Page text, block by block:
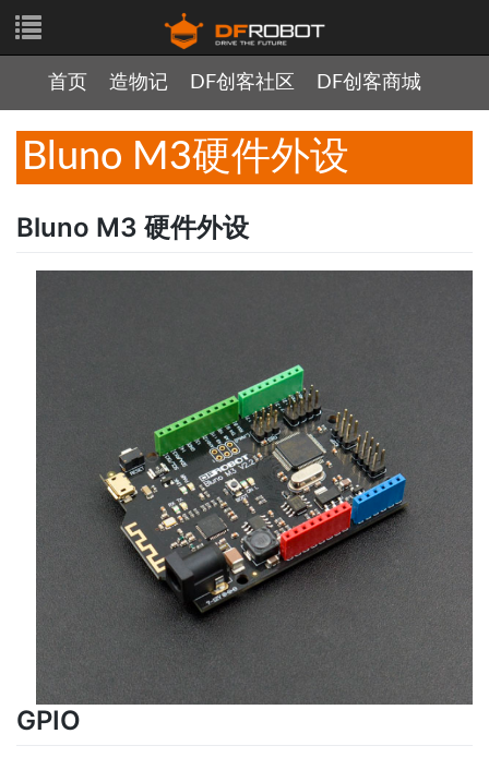
首页 造物记 DF创客社区 DF创客商城
Bluno M3硬件外设
Bluno M3 硬件外设
GPIO